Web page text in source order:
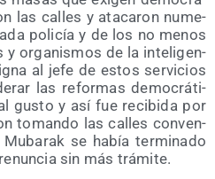
las calles y ata­ca­ron nume­
poli­cía y de los no menos
y orga­nis­mos de la inte­li­gen­
al jefe de estos ser­vi­cios
las refor­mas demo­crá­ti­
gus­to y así fue reci­bi­da por
toman­do las calles con­ven­
se había ter­mi­na­do
sin más trámite.